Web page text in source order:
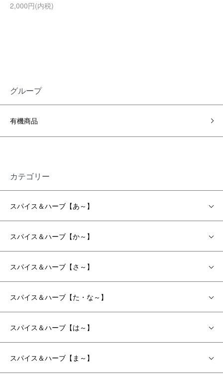
2,000円(内税)
グループ
有機商品
カテゴリー
スパイス＆ハーブ【あ～】
スパイス＆ハーブ【か～】
スパイス＆ハーブ【さ～】
スパイス＆ハーブ【た・な～】
スパイス＆ハーブ【は～】
スパイス＆ハーブ【ま～】